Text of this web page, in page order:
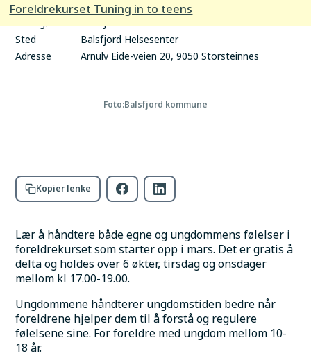
Foreldrekurset Tuning in to teens
tid
Arrangør
Balsfjord kommune
Sted
Balsfjord Helsesenter
Adresse
Arnulv Eide-veien 20, 9050 Storsteinnes
Foto:Balsfjord kommune
Kopier lenke
Lær å håndtere både egne og ungdommens følelser i
foreldrekurset som starter opp i mars. Det er gratis å
delta og holdes over 6 økter, tirsdag og onsdager
mellom kl 17.00-19.00.
Ungdommene håndterer ungdomstiden bedre når
foreldrene hjelper dem til å forstå og regulere
følelsene sine. For foreldre med ungdom mellom 10-
18 år.